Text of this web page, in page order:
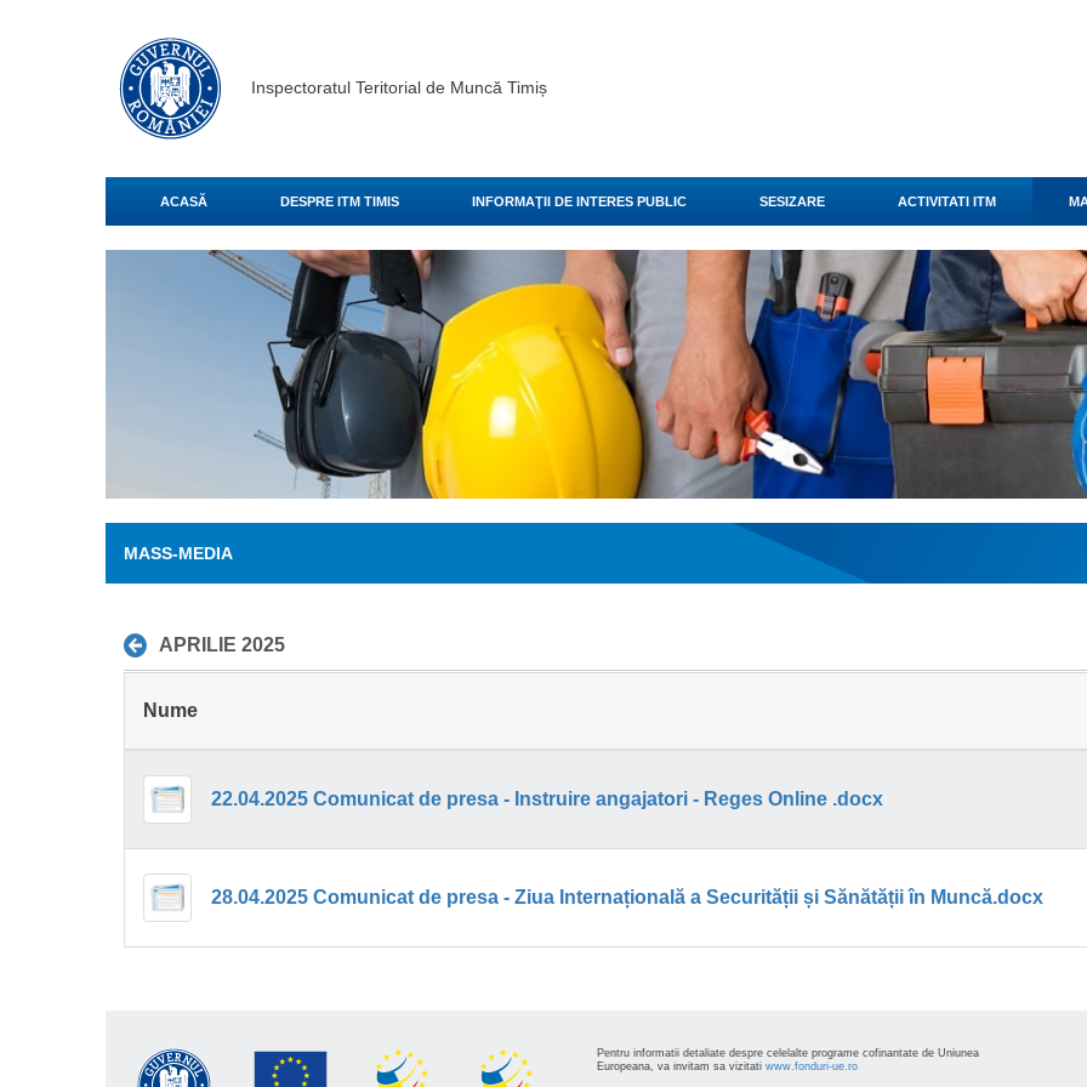
Inspectoratul Teritorial de Muncă Timiș
ACASĂ DESPRE ITM TIMIS INFORMAŢII DE INTERES PUBLIC SESIZARE ACTIVITATI ITM
MASS-MEDIA
APRILIE 2025
Nume
22.04.2025 Comunicat de presa - Instruire angajatori - Reges Online .docx
28.04.2025 Comunicat de presa - Ziua Internațională a Securității și Sănătății în Muncă.docx
Pentru informatii detaliate despre celelalte programe cofinantate de Uniunea
Europeana, va invitam sa vizitati www.fonduri-ue.ro